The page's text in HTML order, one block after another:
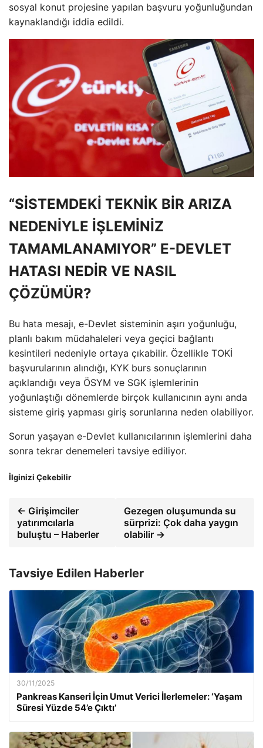
sosyal konut projesine yapılan başvuru yoğunluğundan
kaynaklandığı iddia edildi.
“SİSTEMDEKİ TEKNİK BİR ARIZA
NEDENİYLE İŞLEMİNİZ
TAMAMLANAMIYOR” E-DEVLET
HATASI NEDİR VE NASIL
ÇÖZÜMÜR?
Bu hata mesajı, e-Devlet sisteminin aşırı yoğunluğu,
planlı bakım müdahaleleri veya geçici bağlantı
kesintileri nedeniyle ortaya çıkabilir. Özellikle TOKİ
başvurularının alındığı, KYK burs sonuçlarının
açıklandığı veya ÖSYM ve SGK işlemlerinin
yoğunlaştığı dönemlerde birçok kullanıcının aynı anda
sisteme giriş yapması giriş sorunlarına neden olabiliyor.
Sorun yaşayan e-Devlet kullanıcılarının işlemlerini daha
sonra tekrar denemeleri tavsiye ediliyor.
İlginizi Çekebilir
← Girişimciler
yatırımcılarla
buluştu – Haberler
Gezegen oluşumunda su
sürprizi: Çok daha yaygın
olabilir →
Tavsiye Edilen Haberler
30/11/2025
Pankreas Kanseri İçin Umut Verici İlerlemeler: ‘Yaşam
Süresi Yüzde 54’e Çıktı’